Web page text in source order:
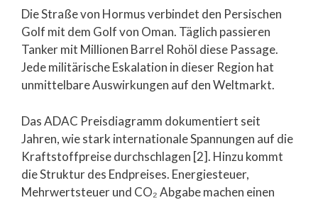
Die Straße von Hormus verbindet den Persischen
Golf mit dem Golf von Oman. Täglich passieren
Tanker mit Millionen Barrel Rohöl diese Passage.
Jede militärische Eskalation in dieser Region hat
unmittelbare Auswirkungen auf den Weltmarkt.
Das ADAC Preisdiagramm dokumentiert seit
Jahren, wie stark internationale Spannungen auf die
Kraftstoffpreise durchschlagen [2]. Hinzu kommt
die Struktur des Endpreises. Energiesteuer,
Mehrwertsteuer und CO₂ Abgabe machen einen